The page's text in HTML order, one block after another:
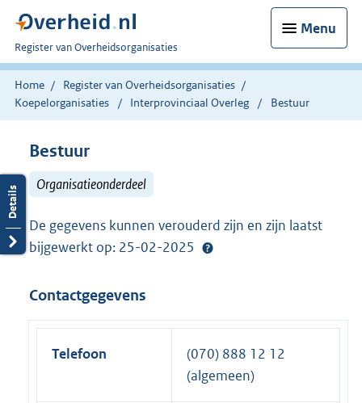
Menu
U
bent
nu
hier:
Register van Overheidsorganisaties
Home
Register van Overheidsorganisaties
Koepelorganisaties
Interprovinciaal Overleg Bestuur
Bestuur
Organisatieonderdeel
De gegevens kunnen verouderd zijn en zijn laatst
bijgewerkt op: 25-02-2025
Contactgegevens
Telefoon
(070) 888 12 12
(algemeen)